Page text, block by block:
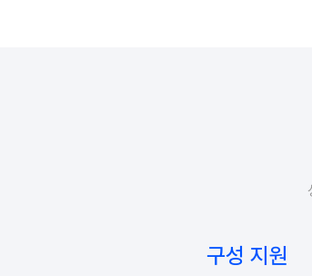
구성 지원